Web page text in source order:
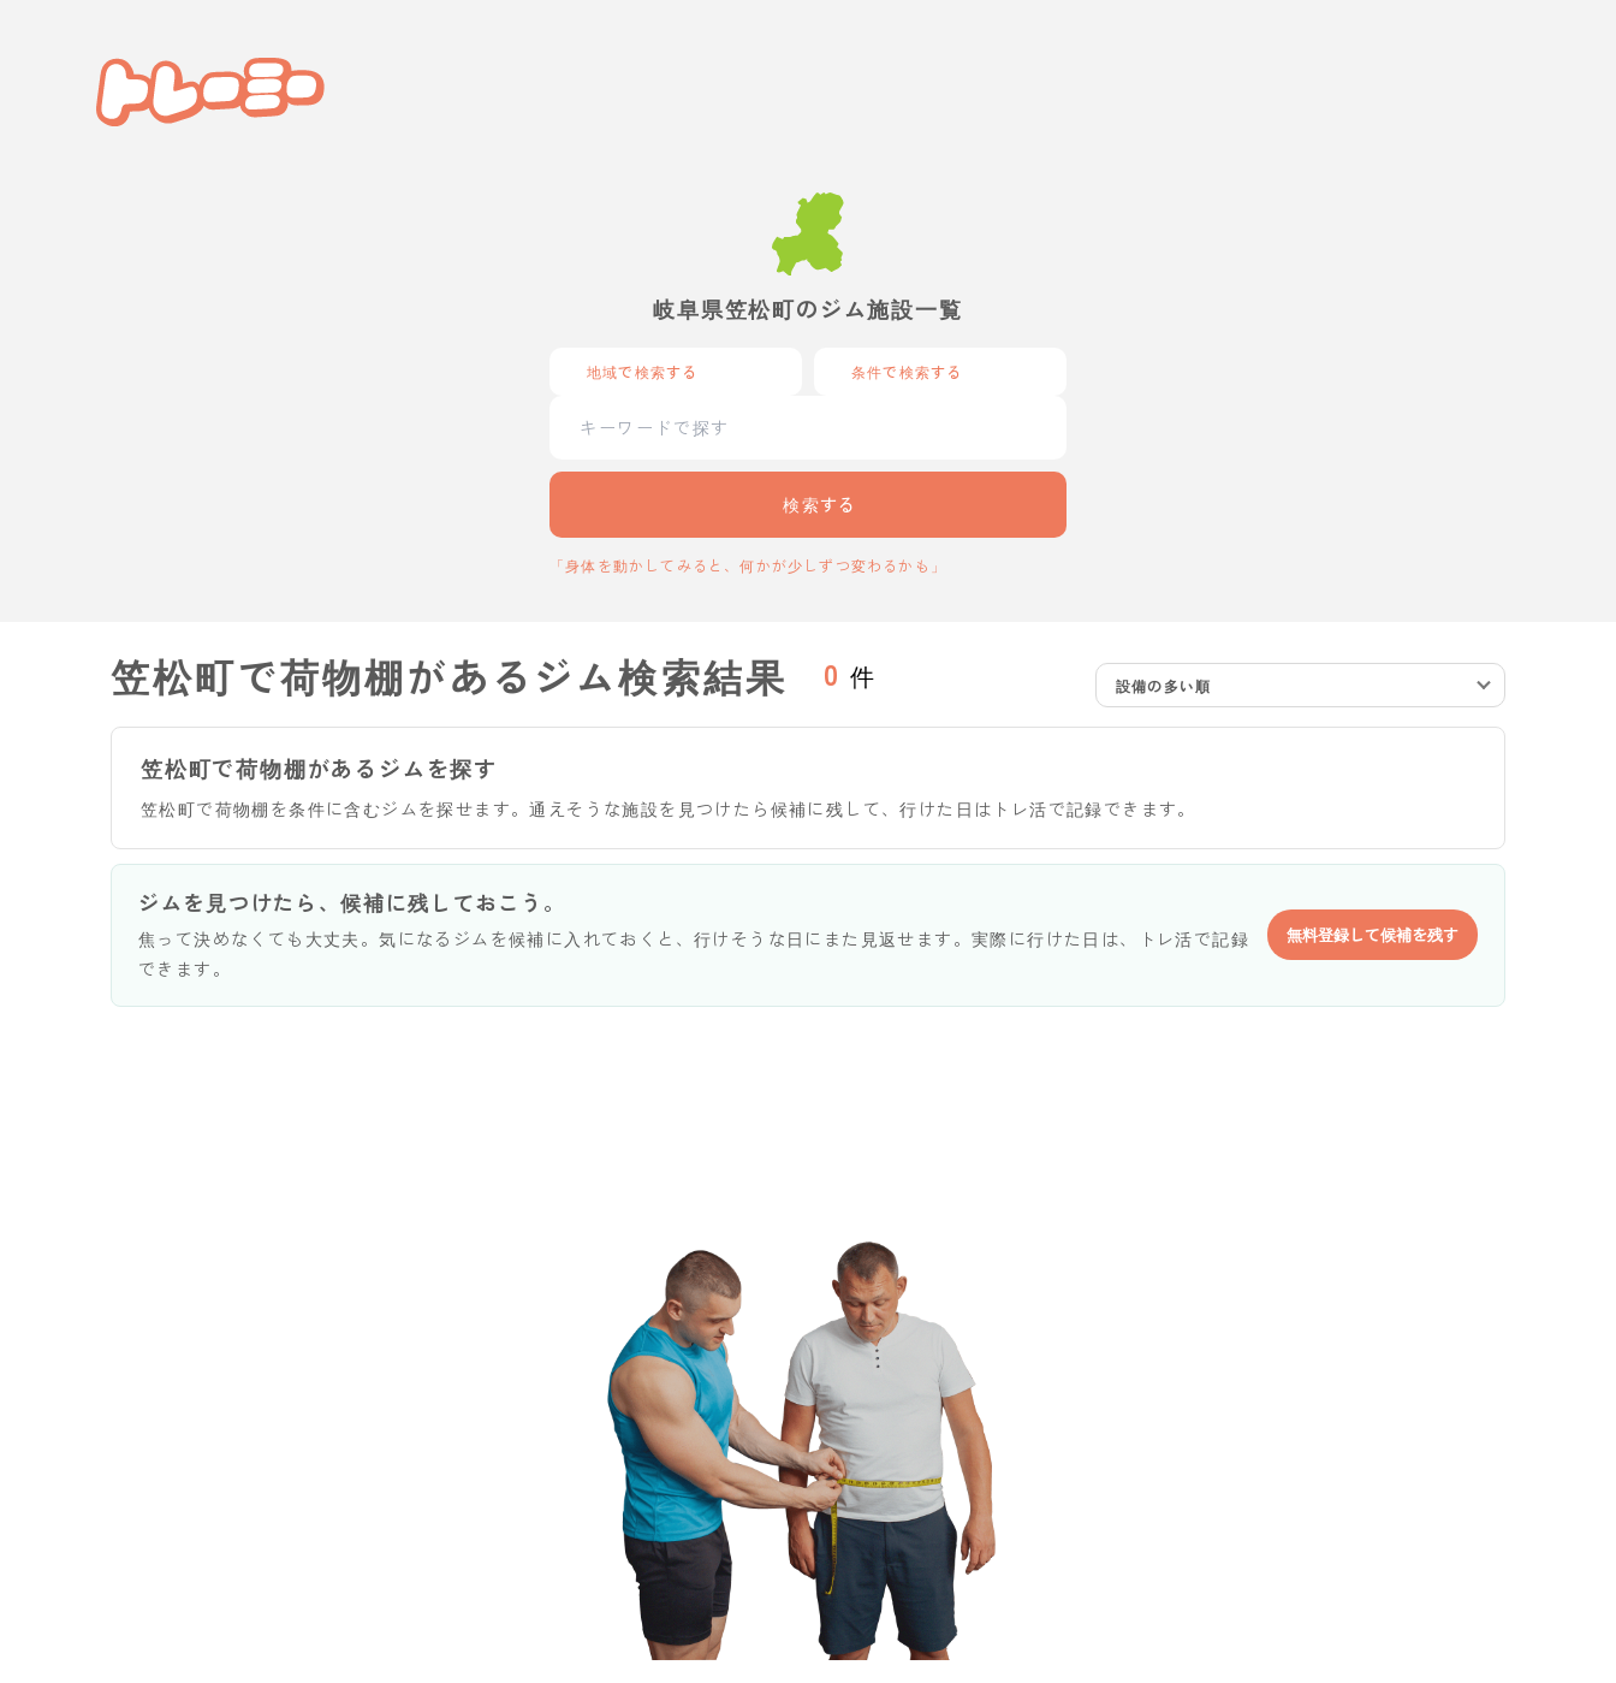
岐阜県笠松町のジム施設一覧
地域で検索する 条件で検索する
検索する
「身体を動かしてみると、何かが少しずつ変わるかも」
笠松町で荷物棚があるジム検索結果 0 件 設備の多い順
笠松町で荷物棚があるジムを探す
笠松町で荷物棚を条件に含むジムを探せます。通えそうな施設を見つけたら候補に残して、行けた日はトレ活で記録できます。
ジムを見つけたら、候補に残しておこう。
焦って決めなくても大丈夫。気になるジムを候補に入れておくと、行けそうな日にまた見返せます。実際に行けた日は、トレ活で記録
できます。
無料登録して候補を残す